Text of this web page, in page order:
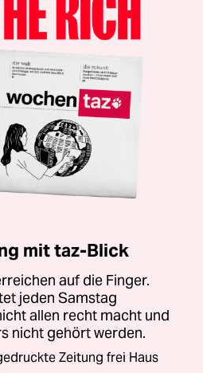
mit taz-Blick
auf die Finger.
jeden Samstag
allen recht macht und
nicht gehört werden.
Zeitung frei Haus